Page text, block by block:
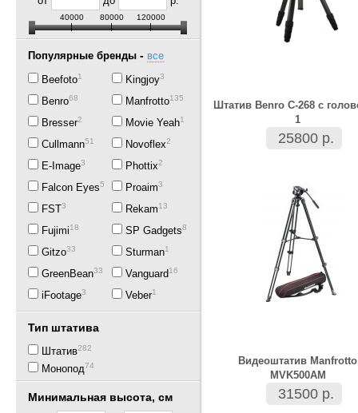
40000 80000 120000
Популярные бренды - все
Beefoto1
Benro68
Bresser2
Cullmann51
E-Image3
Falcon Eyes51
FST3
Fujimi18
Gitzo33
GreenBean33
iFootage3
Kingjoy3
Manfrotto135
Movie Yeah1
Novoflex2
Phottix2
Proaim3
Rekam13
SP Gadgets8
Sturman1
Vanguard16
Veber1
Тип штатива
Штатив282
Монопод74
Минимальная высота, см
Штатив Benro С-268 с
1
25800 р.
Видеоштатив Manfrotto
MVK500AM
31500 р.